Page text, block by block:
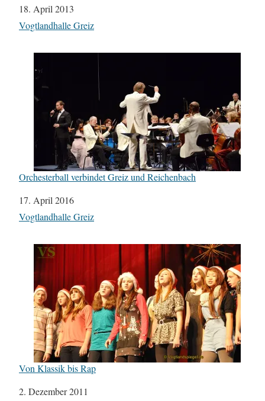
Datum
18. April 2013
In Bezug auf
Vogtlandhalle Greiz
Orchesterball verbindet Greiz und Reichenbach
Datum
17. April 2016
In Bezug auf
Vogtlandhalle Greiz
Von Klassik bis Rap
Datum
2. Dezember 2011